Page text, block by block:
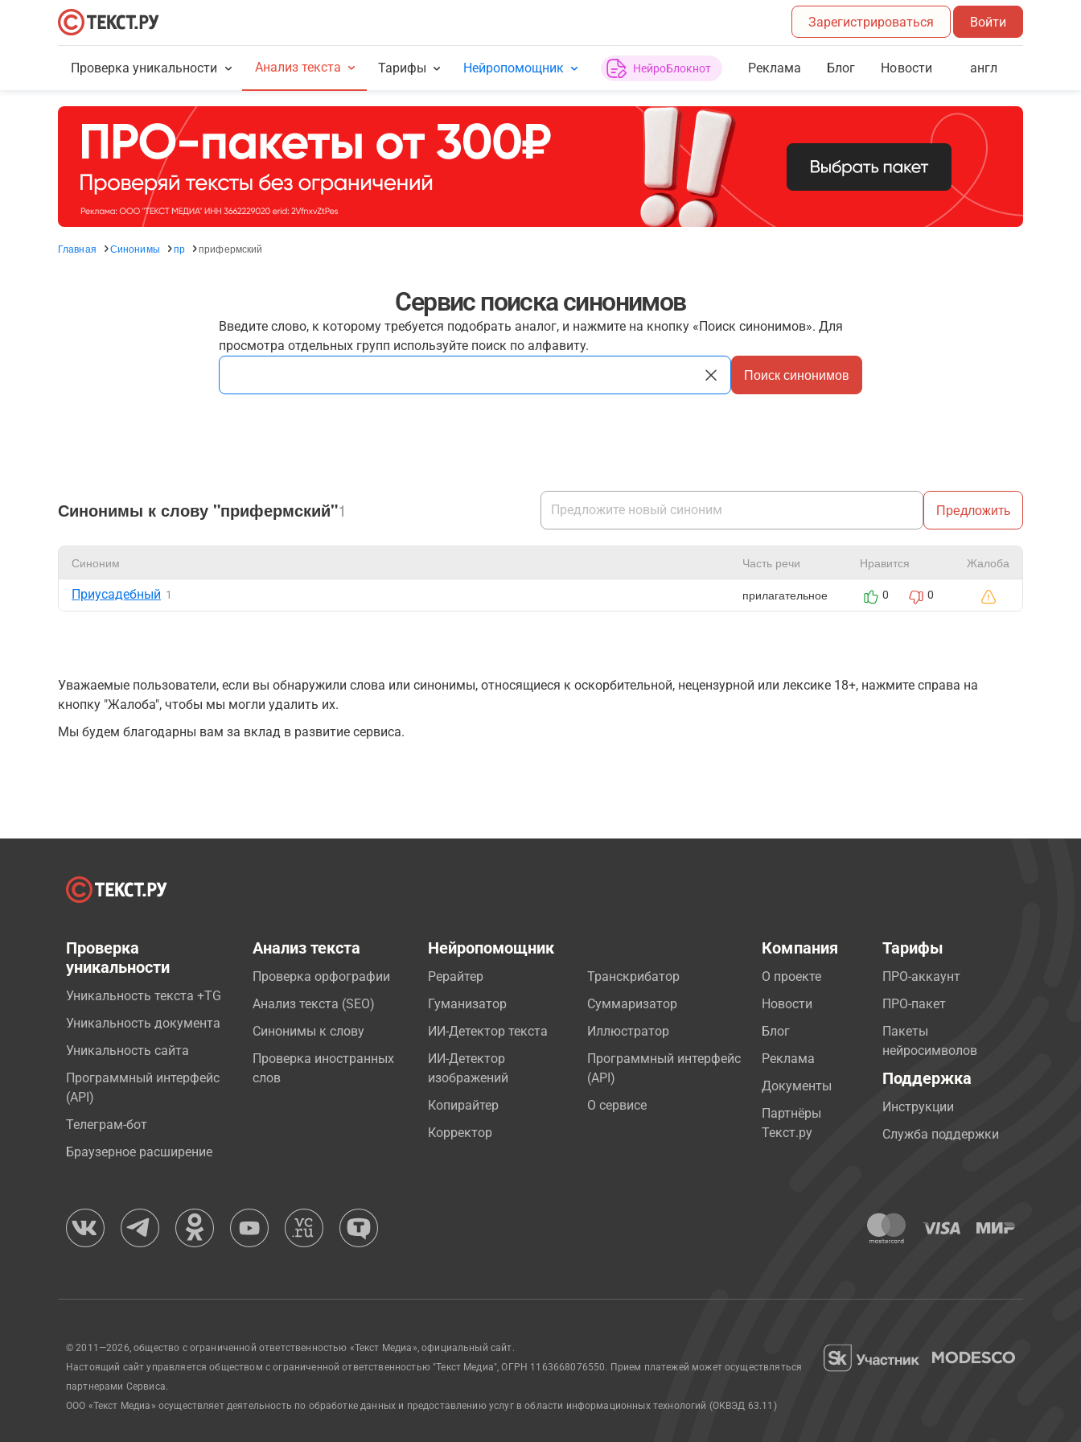
Зарегистрироваться Войти
Проверка уникальности Анализ текста Тарифы Нейропомощник НейроБлокнот Реклама Блог Новости англ
Главная Синонимы пр прифермский
Сервис поиска синонимов
Введите слово, к которому требуется подобрать аналог, и нажмите на кнопку «Поиск синонимов». Для
просмотра отдельных групп используйте поиск по алфавиту.
Поиск синонимов
Синонимы к слову "прифермский"1 Предложить
Синоним Часть речи Нравится Жалоба
Приусадебный 1 прилагательное 0 0
Уважаемые пользователи, если вы обнаружили слова или синонимы, относящиеся к оскорбительной, нецензурной или лексике 18+, нажмите справа на
кнопку "Жалоба", чтобы мы могли удалить их.
Мы будем благодарны вам за вклад в развитие сервиса.
Проверка
уникальности
Уникальность текста +TG
Уникальность документа
Уникальность сайта
Программный интерфейс
(API)
Телеграм-бот
Браузерное расширение
Анализ текста
Проверка орфографии
Анализ текста (SEO)
Синонимы к слову
Проверка иностранных
слов
Нейропомощник
Рерайтер
Гуманизатор
ИИ-Детектор текста
ИИ-Детектор
изображений
Копирайтер
Корректор
Транскрибатор
Суммаризатор
Иллюстратор
Программный интерфейс
(API)
О сервисе
Компания
О проекте
Новости
Блог
Реклама
Документы
Партнёры
Текст.ру
Тарифы
ПРО-аккаунт
ПРО-пакет
Пакеты
нейросимволов
Поддержка
Инструкции
Служба поддержки
© 2011—2026, общество с ограниченной ответственностью «Текст Медиа», официальный сайт.
Настоящий сайт управляется обществом с ограниченной ответственностью "Текст Медиа", ОГРН 1163668076550. Прием платежей может осуществляться
партнерами Сервиса.
ООО «Текст Медиа» осуществляет деятельность по обработке данных и предоставлению услуг в области информационных технологий (ОКВЭД 63.11)